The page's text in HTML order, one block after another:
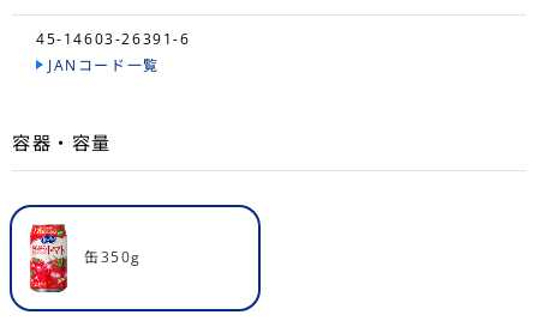
45-14603-26391-6
JANコード一覧
容器・容量
缶350g